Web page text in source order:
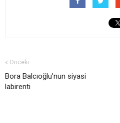
« Önceki
Bora Balcıoğlu’nun siyasi
labirenti